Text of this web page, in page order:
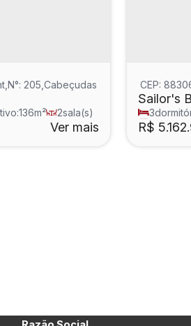
, N°: 205 Cabeçudas Santa
136m² 2sala(s)
Ver mais
Sailor's
R$
CEP:
3
3 suíte(s)